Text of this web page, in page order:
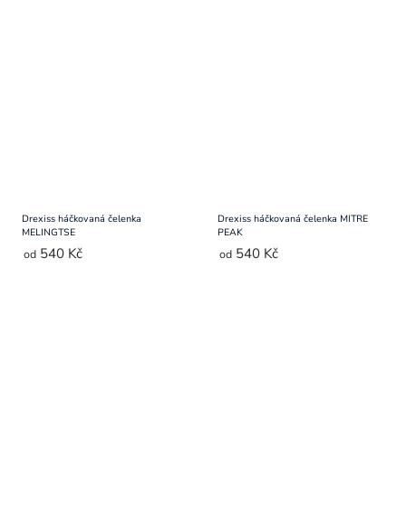
Drexiss háčkovaná čelenka
MELINGTSE
od 540 Kč
Drexiss háčkovaná čelenka MITRE
PEAK
od 540 Kč